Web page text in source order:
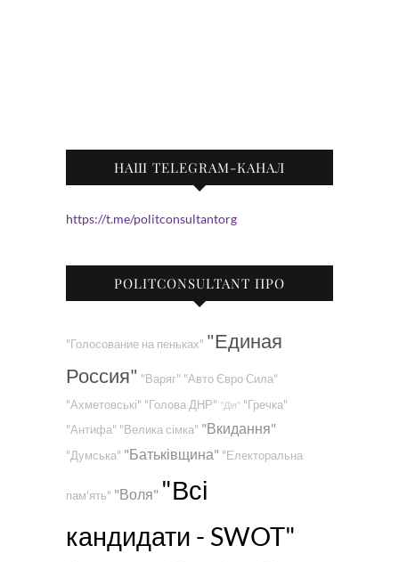
НАШ TELEGRAM-КАНАЛ
https://t.me/politconsultantorg
POLITCONSULTANT ПРО
"Голосование на пеньках" "Единая
Россия" "Варяг" "Авто Євро Сила"
"Ахметовські" "Голова ДНР" "Дія" "Гречка"
"Антифа" "Велика сімка" "Вкидання"
"Думська" "Батьківщина" "Електоральна
пам'ять" "Воля" "Всі
кандидати - SWOT"